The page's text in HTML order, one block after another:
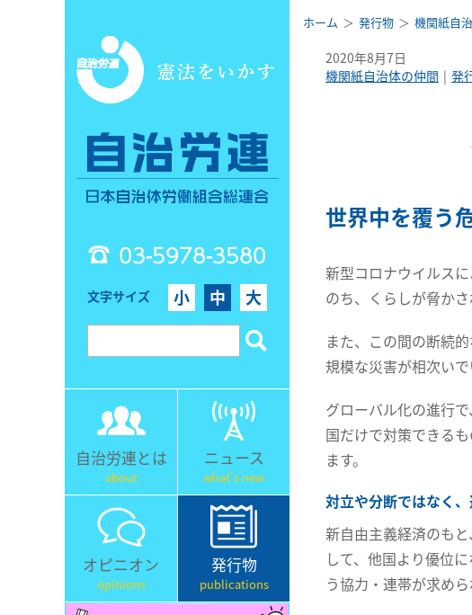
03-5978-3580
文字サイズ 小 中 大
自治労連とは
about
ニュース
what's new
オピニオン
opinions
発行物
publications
ホーム 発行物 機関紙自
2020年8月7日
機関紙自治体の仲間
発
世界中を覆う
新型コロナウイルス
のち、くらしが脅か
また、この間の断続
規模な災害が相次いで
グローバル化の進行
国だけで対策できる
ます。
対立や分断ではなく
新自由主義経済のも
して、他国より優位
う協力・連帯が求めら